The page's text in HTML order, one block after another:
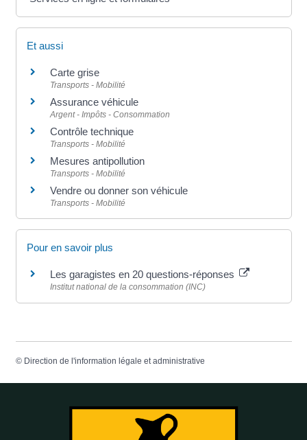
Et aussi
Carte grise
Transports - Mobilité
Assurance véhicule
Argent - Impôts - Consommation
Contrôle technique
Transports - Mobilité
Mesures antipollution
Transports - Mobilité
Vendre ou donner son véhicule
Transports - Mobilité
Pour en savoir plus
Les garagistes en 20 questions-réponses
Institut national de la consommation (INC)
© Direction de l'information légale et administrative